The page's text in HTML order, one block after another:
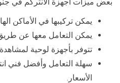
يمكن تركيبها في الأماكن
يمكن التعامل معها عن
تتوفر بأجهزة لوحية
سهلة التعامل وأفضل فني
الأسعار.